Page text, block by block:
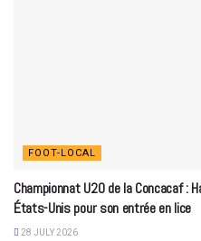
FOOT-LOCAL
Championnat U20 de la Concacaf :
États-Unis pour son entrée en lice
28 JULY 2026